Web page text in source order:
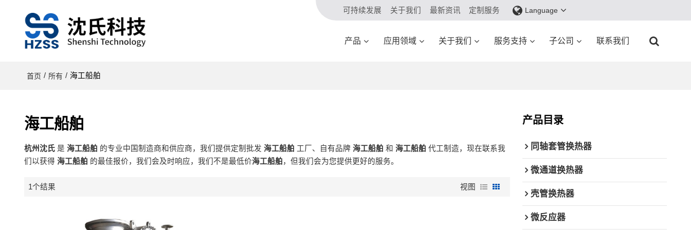
可持续发展 关于我们 最新资讯 定制服务 Language
产品 应用领域 关于我们 服务支持 子公司 联系我们
首页 / 所有 / 海工船舶
海工船舶
杭州沈氏是 海工船舶 的专业中国制造商和供应商，我们提供定制批发 海工船舶 工厂、自有品牌 海工船舶 和 海工船舶 代工制造，现在联系我
们以获得 海工船舶 的最佳报价，我们会及时响应，我们不是最低价海工船舶，但我们会为您提供更好的服务。
1个结果 视图
产品目录
同轴套管换热器
微通道换热器
壳管换热器
微反应器